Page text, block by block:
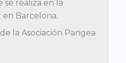
se realiza en la
Barcelona.
la Asociación Pangea